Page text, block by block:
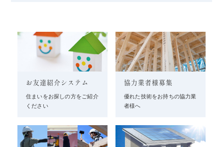
お友達紹介システム
住まいをお探しの方をご紹介
ください
協力業者様募集
優れた技術をお持ちの協力業
者様へ